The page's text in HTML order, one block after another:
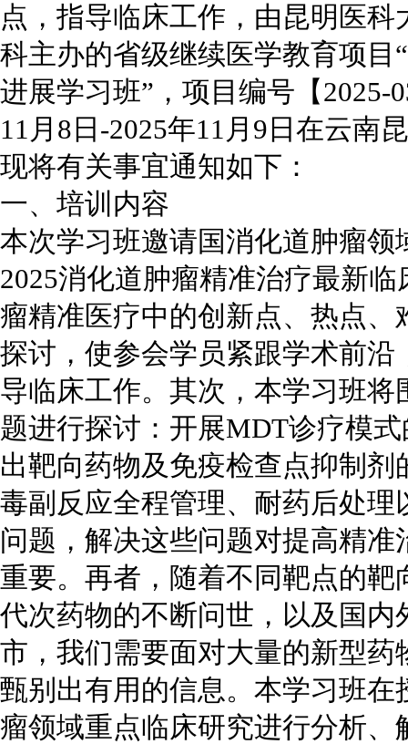
点，指导临床工作，由昆明医
科主办的省级继续医学教育项目
进展学习班”，项目编号【2025-
11月8日-2025年11月9日在云南
现将有关事宜通知如下：
一、培训内容
本次学习班邀请国消化道肿瘤领
2025消化道肿瘤精准治疗最新
瘤精准医疗中的创新点、热点
探讨，使参会学员紧跟学术前
导临床工作。其次，本学习班
题进行探讨：开展MDT诊疗模
出靶向药物及免疫检查点抑制
毒副反应全程管理、耐药后处
问题，解决这些问题对提高精
重要。再者，随着不同靶点的
代次药物的不断问世，以及国
市，我们需要面对大量的新型
甄别出有用的信息。本学习班
瘤领域重点临床研究进行分析